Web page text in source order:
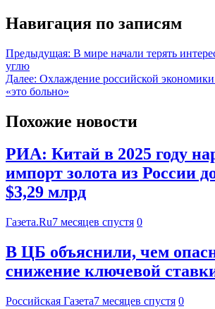
Навигация по записям
Предыдущая: В мире начали терять
углю
Далее: Охлаждение российской
«это больно»
Похожие новости
РИА: Китай в 2025 году
импорт золота из России
$3,29 млрд
Газета.Ru7 месяцев спустя 0
В ЦБ объяснили, чем
снижение ключевой
Российская Газета7 месяцев спустя 0